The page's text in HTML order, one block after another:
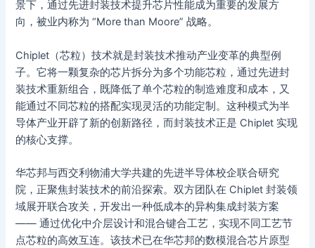
景下，通过先进封装技术提升芯片性能成为重要的发展方
向，被业内称为 “More than Moore” 战略。
Chiplet（芯粒）技术就是封装技术推动产业变革的典型例
子。它将一颗复杂的芯片拆分为多个功能芯粒，通过先进封
装技术重新组合，既降低了单个芯粒的制造难度和成本，又
能通过不同芯粒的搭配实现灵活的功能定制。这种模式为半
导体产业开辟了新的创新路径，而封装技术正是 Chiplet 实现
的核心支撑。
华芯邦与西交利物浦大学共建的先进半导体校企联合研究
院，正聚焦封装技术的前沿探索。双方团队在 Chiplet 封装领
域展开联合攻关，开发出一种低成本的异构集成封装方案
—— 通过优化中介层设计和混合键合工艺，实现不同工艺节
点芯粒的高效互连。该技术已在华芯邦的数模混合芯片原型